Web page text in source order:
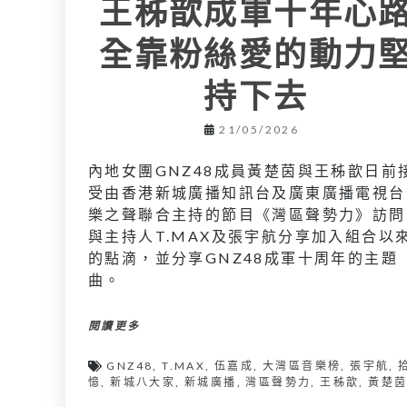
王秭歆成軍十年心
全靠粉絲愛的動力
持下去
21/05/2026
內地女團GNZ48成員黃楚茵與王秭歆日前
受由香港新城廣播知訊台及廣東廣播電視
樂之聲聯合主持的節目《灣區聲勢力》訪問
與主持人T.MAX及張宇航分享加入組合以
的點滴，並分享GNZ48成軍十周年的主題
曲。
閱讀更多
GNZ48,T.MAX,伍嘉成,大灣區音樂榜,張宇航,
憶,新城八大家,新城廣播 ,灣區聲勢力,王秭歆,黃楚茵